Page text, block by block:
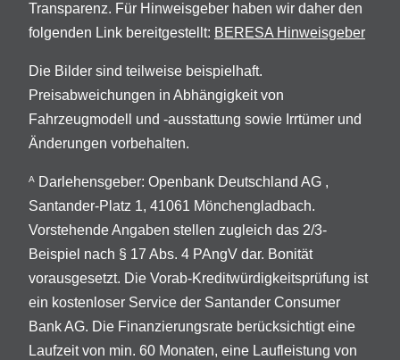
Transparenz. Für Hinweisgeber haben wir daher den
folgenden Link bereitgestellt: BERESA Hinweisgeber
Die Bilder sind teilweise beispielhaft.
Preisabweichungen in Abhängigkeit von
Fahrzeugmodell und -ausstattung sowie Irrtümer und
Änderungen vorbehalten.
A
Darlehensgeber: Openbank Deutschland AG ,
Santander-Platz 1, 41061 Mönchengladbach.
Vorstehende Angaben stellen zugleich das 2/3-
Beispiel nach § 17 Abs. 4 PAngV dar. Bonität
vorausgesetzt. Die Vorab-Kreditwürdigkeitsprüfung ist
ein kostenloser Service der Santander Consumer
Bank AG. Die Finanzierungsrate berücksichtigt eine
Laufzeit von min. 60 Monaten, eine Laufleistung von